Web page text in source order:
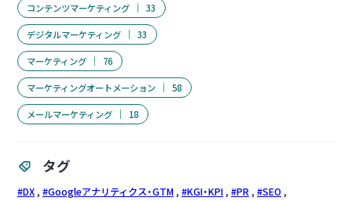
コンテンツマーケティング 33
デジタルマーケティング 33
マーケティング 76
マーケティングオートメーション 58
メールマーケティング 18
タグ
DX Googleアナリティクス・GTM KGI・KPI PR
SEO